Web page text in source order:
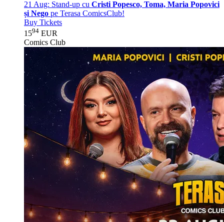
21 Aug: Stand-up cu Cristi Popesco, Toma, Maria Popovici
și Nego pe Terasa ComicsClub!
Buy Tickets
1594 EUR
Comics Club